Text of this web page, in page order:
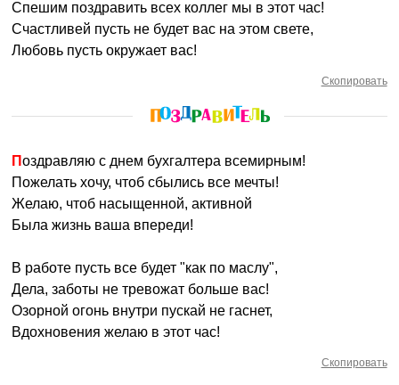
Спешим поздравить всех коллег мы в этот час!
Счастливей пусть не будет вас на этом свете,
Любовь пусть окружает вас!
Скопировать
Поздравляю с днем бухгалтера всемирным!
Пожелать хочу, чтоб сбылись все мечты!
Желаю, чтоб насыщенной, активной
Была жизнь ваша впереди!
В работе пусть все будет "как по маслу",
Дела, заботы не тревожат больше вас!
Озорной огонь внутри пускай не гаснет,
Вдохновения желаю в этот час!
Скопировать